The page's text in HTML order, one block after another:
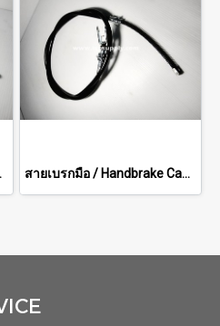
สายเบรกมือ / Handbrake Cable